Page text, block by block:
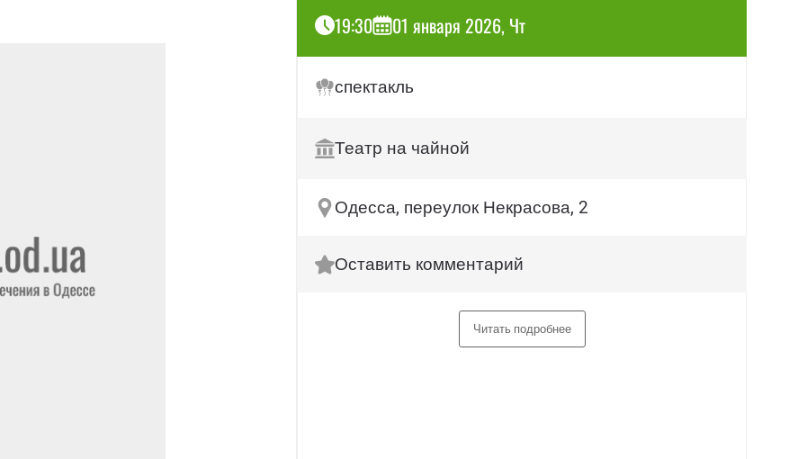
19:30 01 января 2026, Чт
спектакль
Театр на чайной
Одесса, переулок Некрасова, 2
Оставить комментарий
Читать подробнее